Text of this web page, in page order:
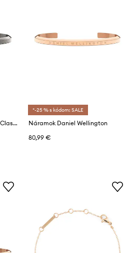
Náramok Daniel Wellington Classic Bracelet
*-25 % s kódom: SALE
Náramok Daniel Wellington
80,99 €